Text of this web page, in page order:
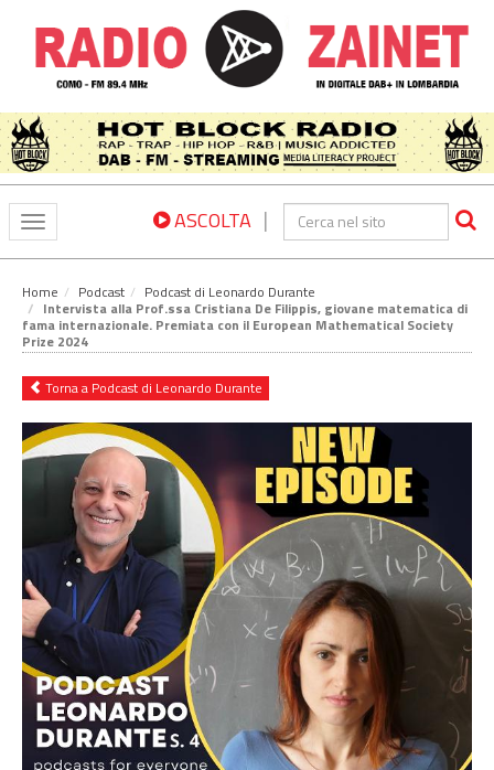
Toggle
navigation
ASCOLTA |
Home Podcast Podcast di Leonardo Durante
Intervista alla Prof.ssa Cristiana De Filippis, giovane matematica di
fama internazionale. Premiata con il European Mathematical Society
Prize 2024
Torna a Podcast di Leonardo Durante